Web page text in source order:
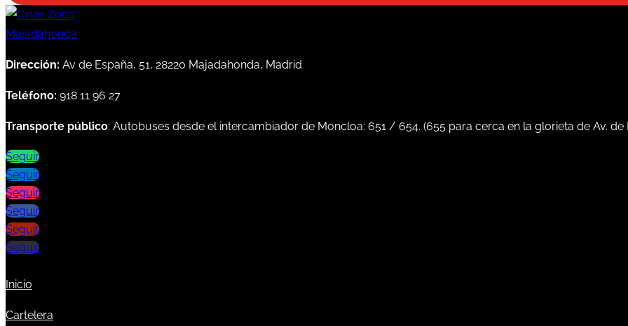
Dirección: Av de España, 51, 28220 Majadahonda, Madrid
Teléfono: 918 11 96 27
Transporte público: Autobuses desde el intercambiador de Moncloa: 651 / 654. (655 para cerca en la glorieta de Av. de
Seguir
Seguir
Seguir
Seguir
Seguir
Seguir
Inicio
Cartelera